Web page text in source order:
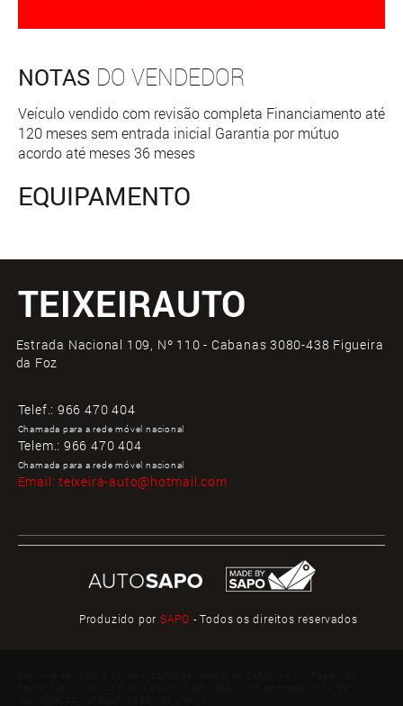
NOTAS DO VENDEDOR
Veículo vendido com revisão completa Financiamento até
120 meses sem entrada inicial Garantia por mútuo
acordo até meses 36 meses
EQUIPAMENTO
TEIXEIRAUTO
Estrada Nacional 109, Nº 110 - Cabanas 3080-438 Figueira
da Foz
Telef.: 966 470 404
Chamada para a rede móvel nacional
Telem.: 966 470 404
Chamada para a rede móvel nacional
Email:teixeira-auto@hotmail.com
Produzido por SAPO - Todos os direitos reservados